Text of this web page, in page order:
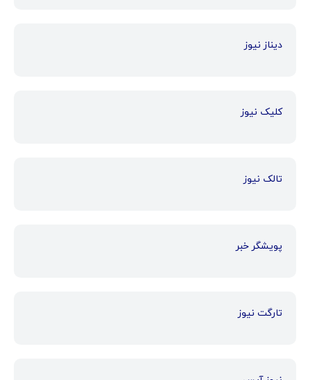
دیناز نیوز
کلیک نیوز
تالک نیوز
پویشگر خبر
تارگت نیوز